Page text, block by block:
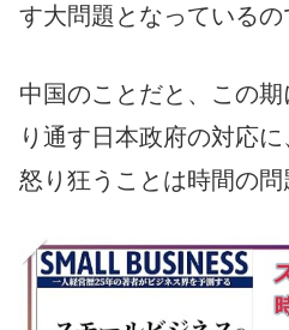
す大問題となっているの
中国のことだと、この
り通す日本政府の対応
怒り狂うことは時間の問